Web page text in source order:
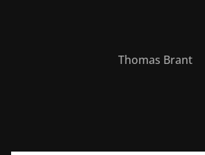
Thomas Brant